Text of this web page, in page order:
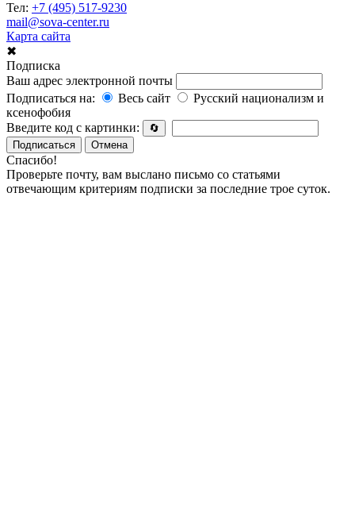
Тел: +7 (495) 517-9230
mail@sova-center.ru
Карта сайта
✖
Подписка
Ваш адрес электронной почты
Подписаться на:
Весь сайт
Русский национализм и
ксенофобия
Введите код с картинки:
🔄
Подписаться
Отмена
Спасибо!
Проверьте почту, вам выслано письмо со статьями
отвечающим критериям подписки за последние трое суток.